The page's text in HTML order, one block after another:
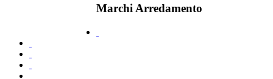
Marchi Arredamento